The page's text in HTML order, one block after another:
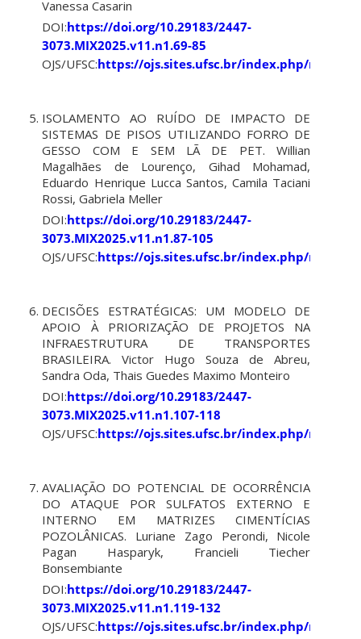
Vanessa Casarin
DOI:https://doi.org/10.29183/2447-
3073.MIX2025.v11.n1.69-85
OJS/UFSC:https://ojs.sites.ufsc.br/index.php/
ISOLAMENTO AO RUÍDO DE IMPACTO DE
SISTEMAS DE PISOS UTILIZANDO FORRO DE
GESSO COM E SEM LÃ DE PET. Willian
Magalhães de Lourenço, Gihad Mohamad,
Eduardo Henrique Lucca Santos, Camila Taciani
Rossi, Gabriela Meller
DOI:https://doi.org/10.29183/2447-
3073.MIX2025.v11.n1.87-105
OJS/UFSC:https://ojs.sites.ufsc.br/index.php/
DECISÕES ESTRATÉGICAS: UM MODELO DE
APOIO À PRIORIZAÇÃO DE PROJETOS NA
INFRAESTRUTURA DE TRANSPORTES
BRASILEIRA. Victor Hugo Souza de Abreu,
Sandra Oda, Thais Guedes Maximo Monteiro
DOI:https://doi.org/10.29183/2447-
3073.MIX2025.v11.n1.107-118
OJS/UFSC:https://ojs.sites.ufsc.br/index.php/
AVALIAÇÃO DO POTENCIAL DE OCORRÊNCIA
DO ATAQUE POR SULFATOS EXTERNO E
INTERNO EM MATRIZES CIMENTÍCIAS
POZOLÂNICAS. Luriane Zago Perondi, Nicole
Pagan Hasparyk, Francieli Tiecher
Bonsembiante
DOI:https://doi.org/10.29183/2447-
3073.MIX2025.v11.n1.119-132
OJS/UFSC:https://ojs.sites.ufsc.br/index.php/